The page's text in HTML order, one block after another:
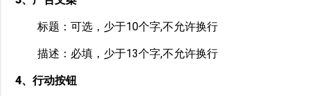
标题：可选，少于10个字,不允许换行
描述：必填，少于13个字,不允许换行
4、行动按钮